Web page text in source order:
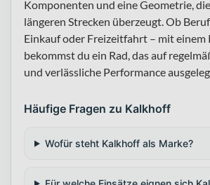
Komponenten und eine Geometrie,
längeren Strecken überzeugt. Ob
Einkauf oder Freizeitfahrt – mit einem
bekommst du ein Rad, das auf
und verlässliche Performance
Häufige Fragen zu Kalkhoff
Wofür steht Kalkhoff als Marke?